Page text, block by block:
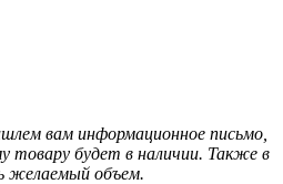
вам информационное письмо,
товару будет в наличии. Также в
желаемый объем.